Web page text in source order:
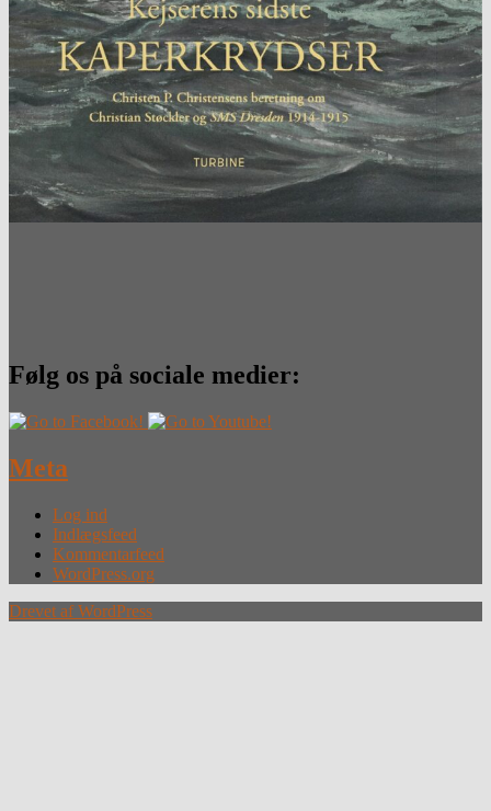
Følg os på sociale medier:
Meta
Log ind
Indlægsfeed
Kommentarfeed
WordPress.org
Drevet af WordPress